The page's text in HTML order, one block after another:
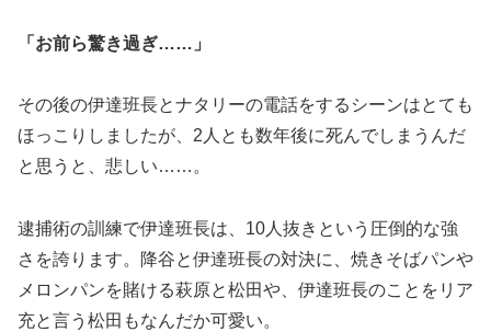
「お前ら驚き過ぎ……」
その後の伊達班長とナタリーの電話をするシーンはとても
ほっこりしましたが、2人とも数年後に死んでしまうんだ
と思うと、悲しい……。
逮捕術の訓練で伊達班長は、10人抜きという圧倒的な強
さを誇ります。降谷と伊達班長の対決に、焼きそばパンや
メロンパンを賭ける萩原と松田や、伊達班長のことをリア
充と言う松田もなんだか可愛い。